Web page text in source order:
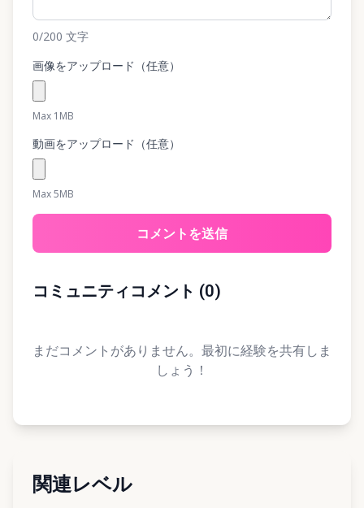
0/200 文字
画像をアップロード（任意）
Max 1MB
動画をアップロード（任意）
Max 5MB
コメントを送信
コミュニティコメント (0)
まだコメントがありません。最初に経験を共有しま
しょう！
関連レベル